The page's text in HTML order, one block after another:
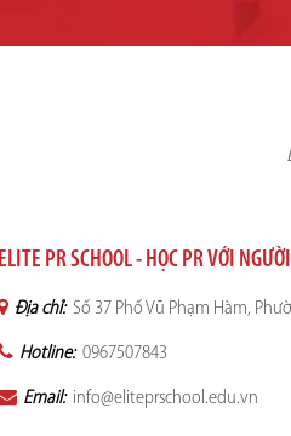
ELITE PR SCHOOL - HỌC PR VỚI
Địa chỉ: Số 37 Phố Vũ Phạm Hàm,
Hotline: 0967507843
Email: info@eliteprschool.edu.vn